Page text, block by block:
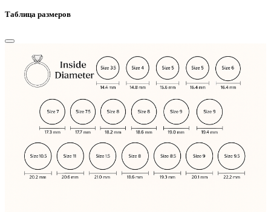
Таблица размеров